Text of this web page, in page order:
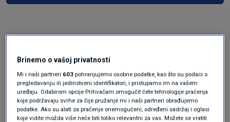
Oglas
Brinemo o vašoj privatnosti
Mi i naši partneri 603 pohranjujemo osobne podatke, kao što su podaci o
pregledavanju ili jedinstveni identifikatori, i pristupamo im na vašem
uređaju. Odabirom opcije Prihvaćam omogućit ćete tehnologije praćenja
koje podržavaju svrhe za čije pružanje mi i naši partneri obrađujemo
podatke. Ako su alati za praćenje onemogućeni, određeni sadržaj i oglasi
koje vidite možda više neće biti toliko relevantni za vas. Možete se vratiti